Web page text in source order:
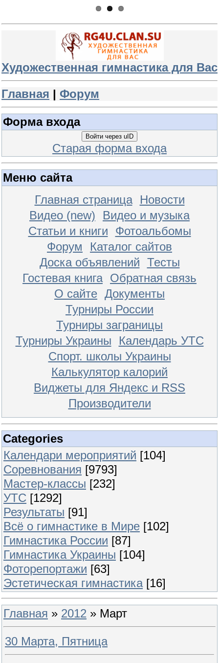
Художественная гимнастика для Вас
Главная | Форум
Форма входа
Войти через uID
Старая форма входа
Меню сайта
Главная страница
Новости
Видео (new)
Видео и музыка
Статьи и книги
Фотоальбомы
Форум
Каталог сайтов
Доска объявлений Тесты
Гостевая книга Обратная связь
О сайте Документы
Турниры России
Турниры заграницы
Турниры Украины
Календарь УТС
Спорт. школы Украины
Калькулятор калорий
Виджеты для Яндекс и RSS
Производители
Categories
Календари мероприятий [104]
Соревнования [9793]
Мастер-классы [232]
УТС [1292]
Результаты [91]
Всё о гимнастике в Мире [102]
Гимнастика России [87]
Гимнастика Украины [104]
Фоторепортажи [63]
Эстетическая гимнастика [16]
Главная » 2012 » Март
30 Марта, Пятница